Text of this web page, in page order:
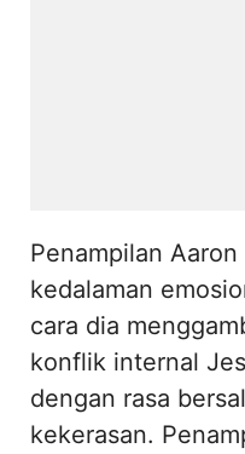
Penampilan
kedalaman
cara dia
konflik internal
dengan rasa
kekerasan.